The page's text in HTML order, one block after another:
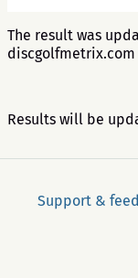
The result was
discgolfmetrix.com
Results will be
Support &